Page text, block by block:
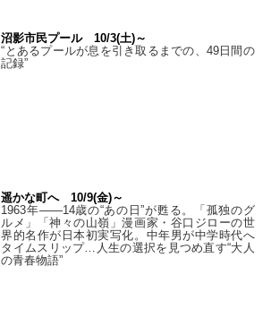
沼影市民プール 10/3(土)～
“とあるプールが息を引き取るまでの、49日間の
記録”
遥かな町へ 10/9(金)～
1963年――14歳の“あの日”が甦る。「孤独のグ
ルメ」「神々の山嶺」漫画家・谷口ジローの世
界的名作が日本初実写化。中年男が中学時代へ
タイムスリップ…人生の選択を見つめ直す“大人
の青春物語”